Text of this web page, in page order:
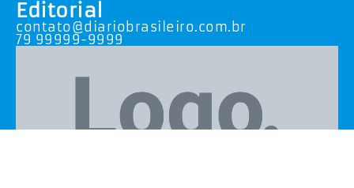
Editorial
contato@diariobrasileiro.com.br
79 99999-9999